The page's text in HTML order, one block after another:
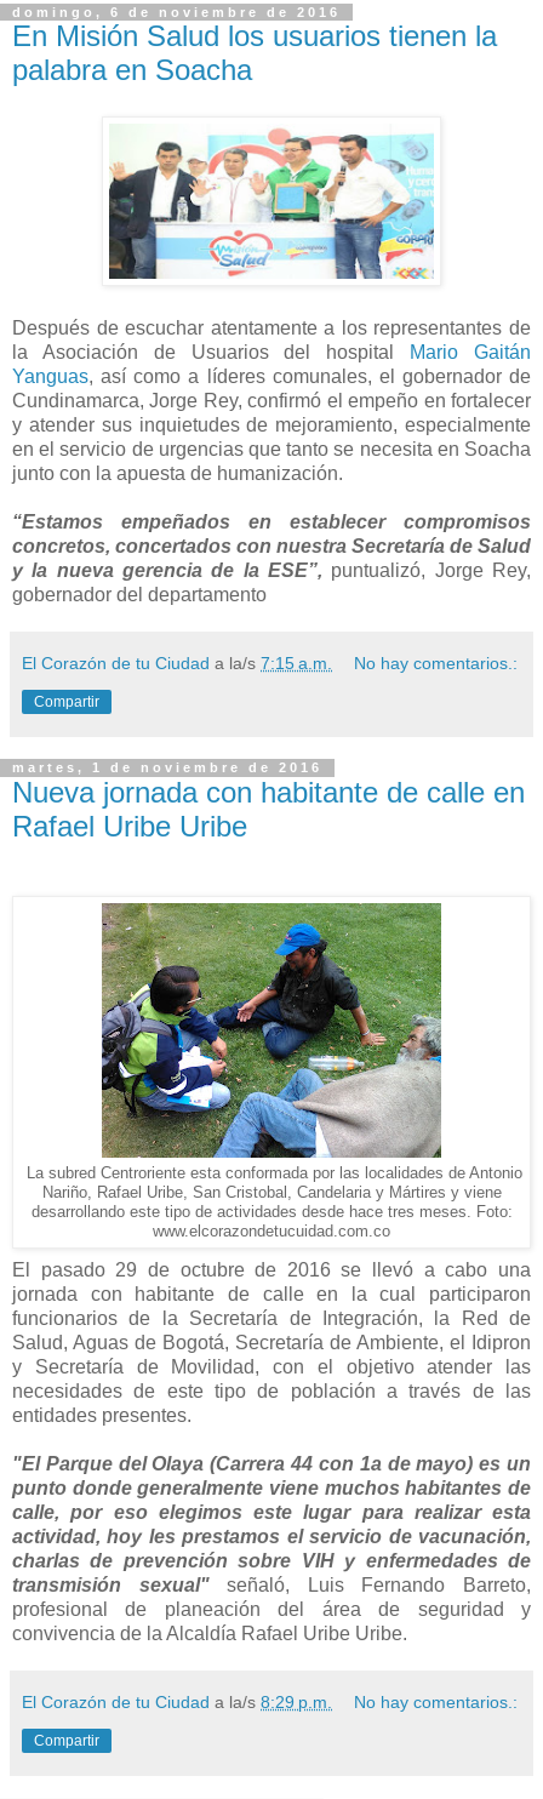
domingo, 6 de noviembre de 2016
En Misión Salud los usuarios tienen la
palabra​ en Soacha
Después de escuchar atentamente a los representantes de
la Asociación de Usuarios del hospital
Mario Gaitán
Yanguas, así como a líderes comunales, el gobernador de
Cundinamarca, Jorge Rey, confirmó el empeño en fortalecer
y atender sus inquietudes de mejoramiento, especialmente
en el servicio de urgencias que tanto se necesita en Soacha
junto con la apuesta de humanización.
“Estamos empeñados en establecer compromisos
concretos, concertados con nuestra Secretaría de Salud
y la nueva gerencia de la ESE”, puntualizó, Jorge Rey,
gobernador del departamento
El Corazón de tu Ciudad a la/s 7:15 a.m. No hay comentarios.:
Compartir
martes, 1 de noviembre de 2016
Nueva jornada con habitante de calle en
Rafael Uribe Uribe
La subred Centroriente esta conformada por las localidades de Antonio
Nariño, Rafael Uribe, San Cristobal, Candelaria y Mártires y viene
desarrollando este tipo de actividades desde hace tres meses. Foto:
www.elcorazondetucuidad.com.co
El pasado 29 de octubre de 2016 se llevó a cabo una
jornada con habitante de calle en la cual participaron
funcionarios de la Secretaría de Integración, la Red de
Salud, Aguas de Bogotá, Secretaría de Ambiente, el Idipron
y Secretaría de Movilidad, con el objetivo atender las
necesidades de este tipo de población a través de las
entidades presentes.
"El Parque del Olaya (Carrera 44 con 1a de mayo) es un
punto donde generalmente viene muchos habitantes de
calle, por eso elegimos este lugar para realizar esta
actividad, hoy les prestamos el servicio de vacunación,
charlas de prevención sobre VIH y enfermedades de
transmisión sexual"señaló, Luis Fernando Barreto,
profesional de planeación del área de seguridad y
convivencia de la Alcaldía Rafael Uribe Uribe.
El Corazón de tu Ciudad a la/s 8:29 p.m. No hay comentarios.:
Compartir